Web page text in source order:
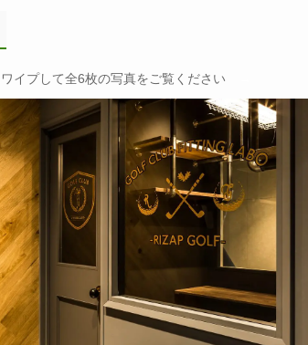
ワイプして全6枚の写真をご覧ください